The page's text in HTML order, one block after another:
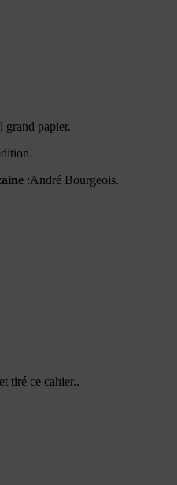
grand papier.
:André Bourgeois.
tiré ce cahier..